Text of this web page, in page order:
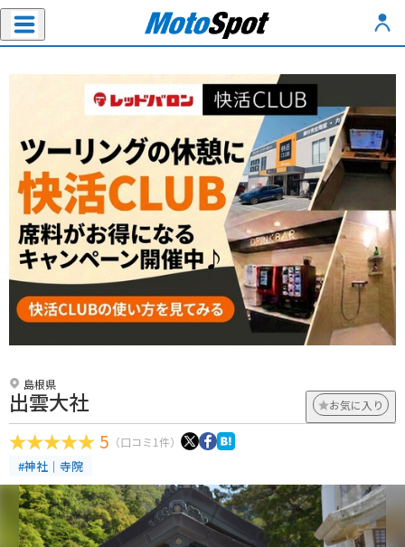
島根県
出雲大社 お気に入り
5 （口コミ1件）
#神社｜寺院